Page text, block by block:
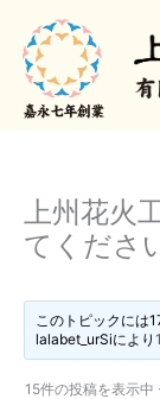
上州花火
てくださ
このトピックには
lalabet_urSiにより
15件の投稿を表示